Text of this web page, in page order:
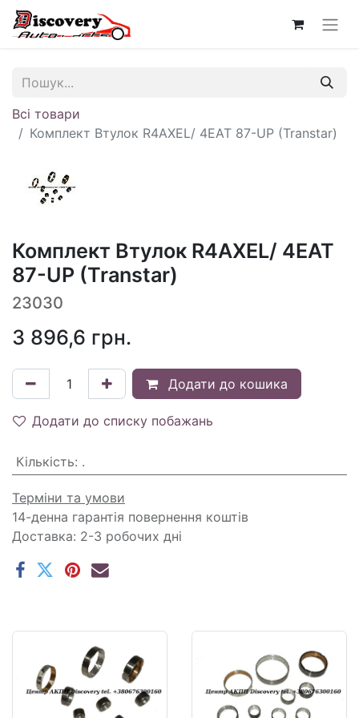
Всі товари
Комплект Втулок R4AXEL/ 4EAT 87-UP (Transtar)
Комплект Втулок R4AXEL/ 4EAT
87-UP (Transtar)
23030
3 896,6 грн.
Додати до кошика
Додати до списку побажань
Кількість: .
Терміни та умови
14-денна гарантія повернення коштів
Доставка: 2-3 робочих дні